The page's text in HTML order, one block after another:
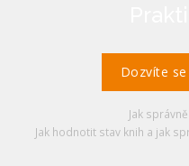
Dozvíte
Jak
Jak hodnotit stav knih a jak